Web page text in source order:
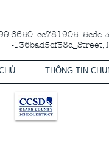
-5cde-
-
THÔNG TIN